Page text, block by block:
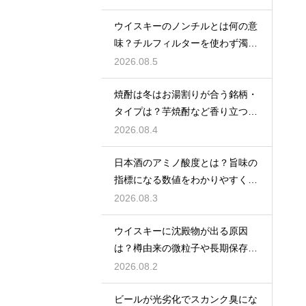
ウイスキーのノンチルとは何の意
味？チルフィルターを使わず濁り
をあえて残す製法
2026.08.5
焼酎は冬はお湯割りが合う銘柄・
タイプは？芋焼酎など香り立つ本
格焼酎で体が温まる
2026.08.4
日本酒のアミノ酸度とは？旨味の
指標になる数値をわかりやすく解
説
2026.08.3
ウイスキーに沈殿物が出る原因
は？樽由来の微粒子や長期保存で
成分が析出するため
2026.08.2
ビールが光劣化でスカンク臭にな